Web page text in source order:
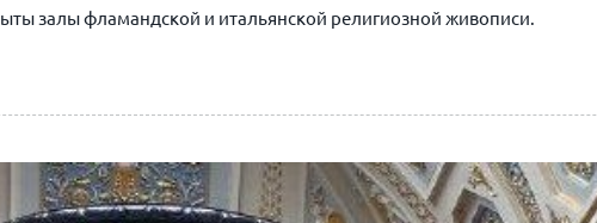
залы фламандской и итальянской религиозной живописи.